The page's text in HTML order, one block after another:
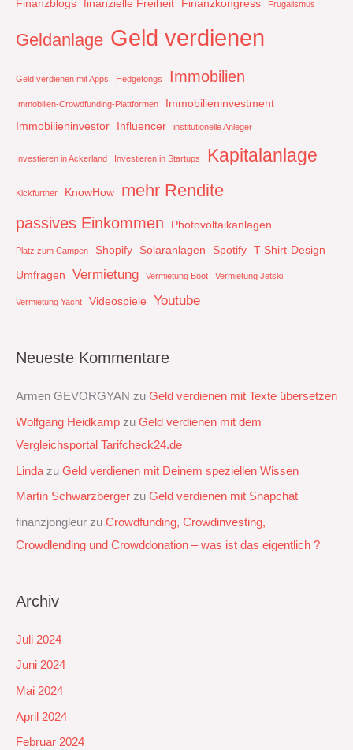
Finanzblogs finanzielle Freiheit Finanzkongress Frugalismus
Geldanlage Geld verdienen
Geld verdienen mit Apps Hedgefongs Immobilien
Immobilien-Crowdfunding-Plattformen
Immobilieninvestment
Immobilieninvestor
Influencer institutionelle Anleger
Investieren in Ackerland Investieren in Startups Kapitalanlage
Kickfurther KnowHow mehr Rendite
passives Einkommen Photovoltaikanlagen
Platz zum Campen Shopify Solaranlagen Spotify T-Shirt-Design
Umfragen
Vermietung Vermietung Boot Vermietung Jetski
Vermietung Yacht Videospiele Youtube
Neueste Kommentare
Armen GEVORGYAN zu Geld verdienen mit Texte übersetzen
Wolfgang Heidkamp zu Geld verdienen mit dem
Vergleichsportal Tarifcheck24.de
Linda zu Geld verdienen mit Deinem speziellen Wissen
Martin Schwarzberger zu Geld verdienen mit Snapchat‭
finanzjongleur zu Crowdfunding, Crowdinvesting,
Crowdlending und Crowddonation – was ist das eigentlich ?
Archiv
Juli 2024
Juni 2024
Mai 2024
April 2024
Februar 2024